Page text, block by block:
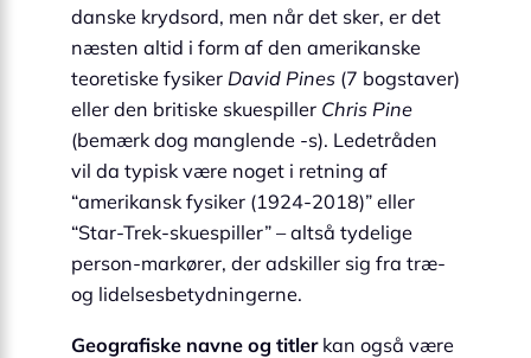
danske krydsord, men når det sker, er det
næsten altid i form af den amerikanske
teoretiske fysiker David Pines (7 bogstaver)
eller den britiske skuespiller Chris Pine
(bemærk dog manglende ‑s). Ledetråden
vil da typisk være noget i retning af
“amerikansk fysiker (1924-2018)” eller
“Star-Trek-skuespiller” – altså tydelige
person-markører, der adskiller sig fra træ-
og lidelsesbetydningerne.
Geografiske navne og titlerkan også være